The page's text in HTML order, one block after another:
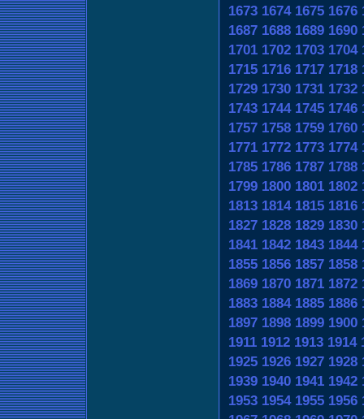
1673 1674 1675 1676
1687 1688 1689 1690
1701 1702 1703 1704
1715 1716 1717 1718
1729 1730 1731 1732
1743 1744 1745 1746
1757 1758 1759 1760
1771 1772 1773 1774
1785 1786 1787 1788
1799 1800 1801 1802
1813 1814 1815 1816
1827 1828 1829 1830
1841 1842 1843 1844
1855 1856 1857 1858
1869 1870 1871 1872
1883 1884 1885 1886
1897 1898 1899 1900
1911 1912 1913 1914
1925 1926 1927 1928
1939 1940 1941 1942
1953 1954 1955 1956